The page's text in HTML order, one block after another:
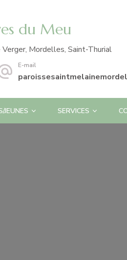
du Meu
Mordelles, Saint-Thurial
E-mail
JEUNES SERVICES